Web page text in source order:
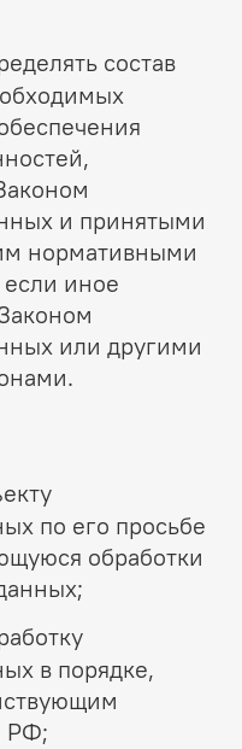
состав
и принятыми
нормативными
иное
или другими
по его просьбе
обработки
в порядке,
РФ;